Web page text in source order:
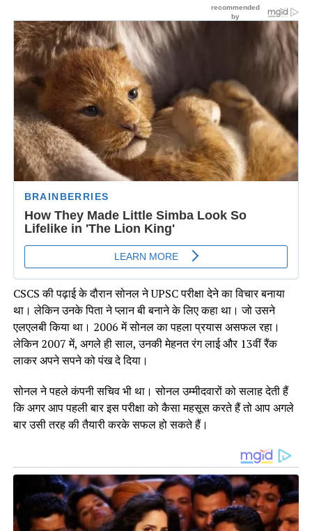
CSCS की पढ़ाई के दौरान सोनल ने UPSC परीक्षा देने का विचार बनाया
था। लेकिन उनके पिता ने प्लान बी बनाने के लिए कहा था। जो उसने
एलएलबी किया था। 2006 में सोनल का पहला प्रयास असफल रहा।
लेकिन 2007 में, अगले ही साल, उनकी मेहनत रंग लाई और 13वीं रैंक
लाकर अपने सपने को पंख दे दिया।
सोनल ने पहले कंपनी सचिव भी था। सोनल उम्मीदवारों को सलाह देती हैं
कि अगर आप पहली बार इस परीक्षा को कैसा महसूस करते हैं तो आप अगले
बार उसी तरह की तैयारी करके सफल हो सकते हैं।